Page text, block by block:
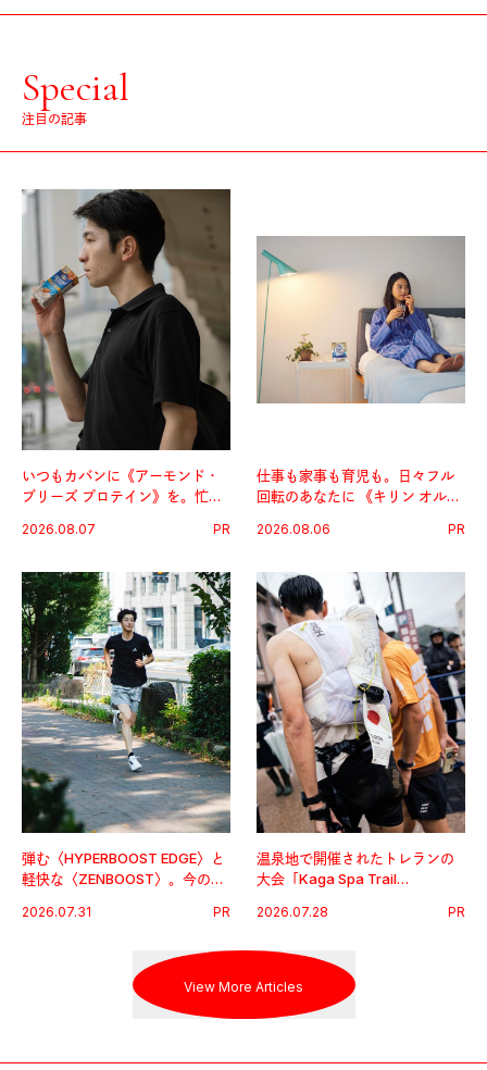
Special
注目の記事
いつもカバンに《アーモンド・
ブリーズ プロテイン》を。忙し
グ習慣。
2026.08.07 PR
仕事も家事も育児も。日々フル
回転のあなたに 《キリン オルニ
2026.08.06 PR
弾む〈HYPERBOOST EDGE〉と
軽快な〈ZENBOOST〉。今の時
出した新機軸。
2026.07.31 PR
温泉地で開催されたトレランの
大会「Kaga Spa Trail
戦を夢見るランナーたちの奮闘
2026.07.28 PR
View More Articles